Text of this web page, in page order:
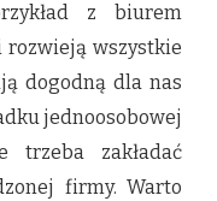
z biurem
rozwieją wszystkie
dogodną dla nas
jednoosobowej
trzeba zakładać
firmy. Warto